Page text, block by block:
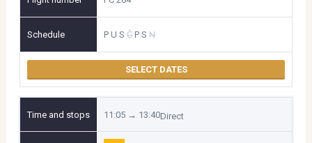
P U S Č P S N
SELECT DATES
11:05 → 13:40Direct